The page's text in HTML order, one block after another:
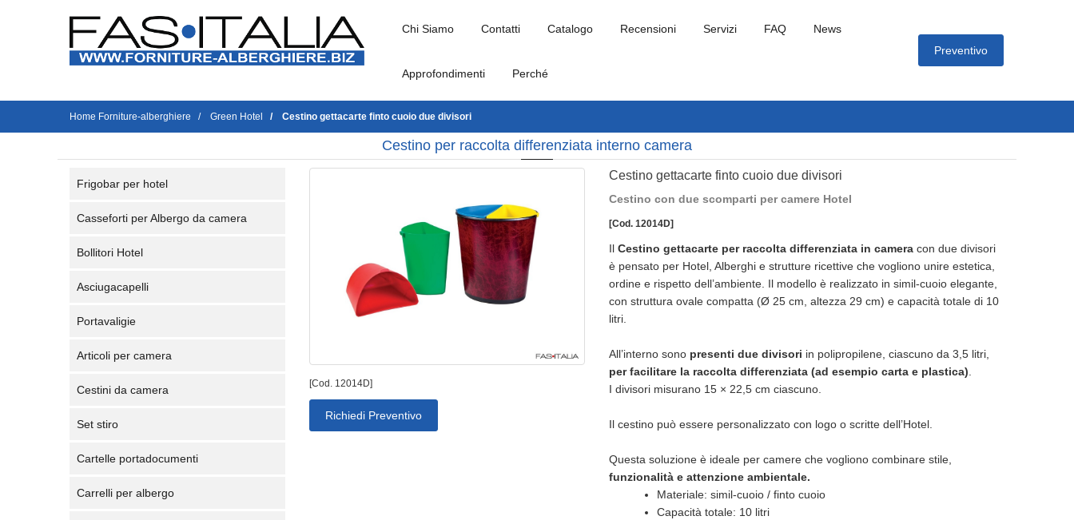
Chi Siamo Contatti Catalogo Recensioni Servizi FAQ News
Approfondimenti Perché
Preventivo
Home Forniture-alberghiere Green Hotel Cestino gettacarte finto cuoio due divisori
Cestino per raccolta differenziata interno camera
Frigobar per hotel
Casseforti per Albergo da camera
Bollitori Hotel
Asciugacapelli
Portavaligie
Articoli per camera
Cestini da camera
Set stiro
Cartelle portadocumenti
Carrelli per albergo
[Cod. 12014D]
Richiedi Preventivo
Cestino gettacarte finto cuoio due divisori
Cestino con due scomparti per camere Hotel
[Cod. 12014D]
Il Cestino gettacarte per raccolta differenziata in camera con due divisori
è pensato per Hotel, Alberghi e strutture ricettive che vogliono unire estetica,
ordine e rispetto dell’ambiente. Il modello è realizzato in simil-cuoio elegante,
con struttura ovale compatta (Ø 25 cm, altezza 29 cm) e capacità totale di 10
litri.
All’interno sono presenti due divisori in polipropilene, ciascuno da 3,5 litri,
per facilitare la raccolta differenziata (ad esempio carta e plastica)
I divisori misurano 15 × 22,5 cm ciascuno.
Il cestino può essere personalizzato con logo o scritte dell’Hotel.
Questa soluzione è ideale per camere che vogliono combinare stile,
funzionalità e attenzione ambientale.
Materiale: simil-cuoio / finto cuoio
Capacità totale: 10 litri